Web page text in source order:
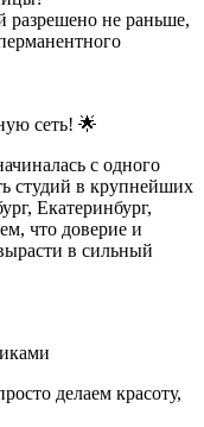
разрешено не раньше,
сеть! 🌟
с одного
студий в крупнейших
Екатеринбург,
что доверие и
в сильный
делаем красоту,